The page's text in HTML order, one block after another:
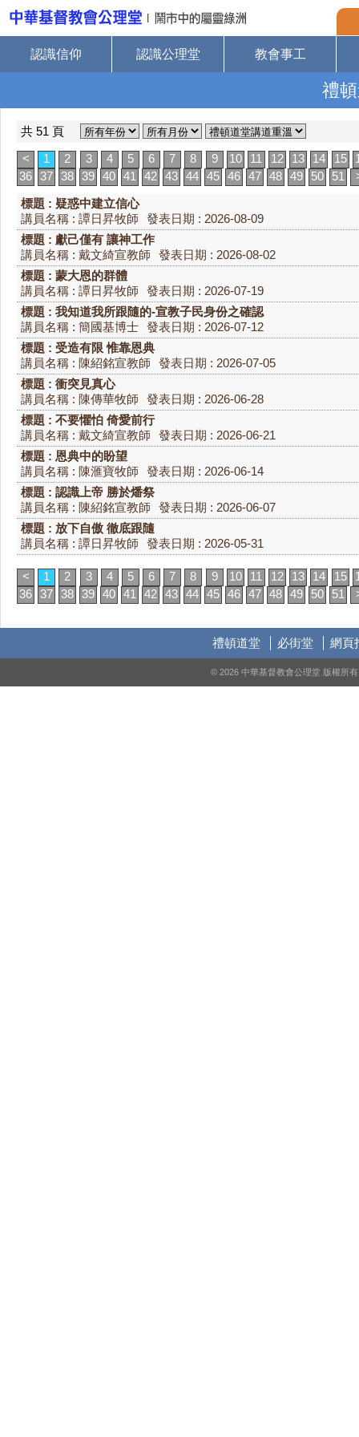
認識信仰 認識公理堂 教會事工
禮
共 51 頁
<
1 2 3 4 5 6 7 8 9 10 11 12 13 14 15
36 37 38 39 40 41 42 43 44 45 46 47 48 49 50 51
標題 : 疑惑中建立信心
講員名稱 : 譚日昇牧師
發表日期 : 2026-08-09
標題 : 獻己僅有 讓神工作
講員名稱 : 戴文綺宣教師
發表日期 : 2026-08-02
標題 : 蒙大恩的群體
講員名稱 : 譚日昇牧師
發表日期 : 2026-07-19
標題 : 我知道我所跟隨的-宣教子民身份之確認
講員名稱 : 簡國基博士 發表日期 : 2026-07-12
標題 : 受造有限 惟靠恩典
講員名稱 : 陳紹銘宣教師
發表日期 : 2026-07-05
標題 : 衝突見真心
講員名稱 : 陳傳華牧師
發表日期 : 2026-06-28
標題 : 不要懼怕 倚愛前行
講員名稱 : 戴文綺宣教師
發表日期 : 2026-06-21
標題 : 恩典中的盼望
講員名稱 : 陳滙寶牧師
發表日期 : 2026-06-14
標題 : 認識上帝 勝於燔祭
講員名稱 : 陳紹銘宣教師
發表日期 : 2026-06-07
標題 : 放下自傲 徹底跟隨
講員名稱 : 譚日昇牧師
發表日期 : 2026-05-31
< 1 2 3 4 5 6 7 8 9 10 11 12 13 14 15
36 37 38 39 40 41 42 43 44 45 46 47 48 49 50 51
禮頓道堂 必街堂 網頁
© 2026 中華基督教會公理堂 版權所